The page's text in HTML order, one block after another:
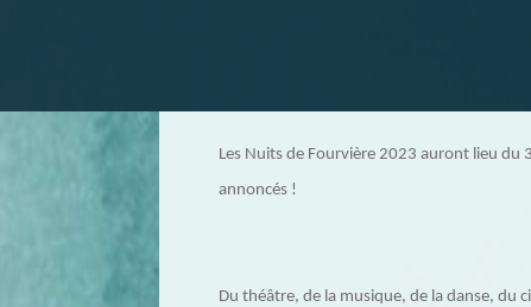
Les Nuits de Fourvière 2023 auront lieu du
annoncés !
Du théâtre, de la musique, de la danse, du